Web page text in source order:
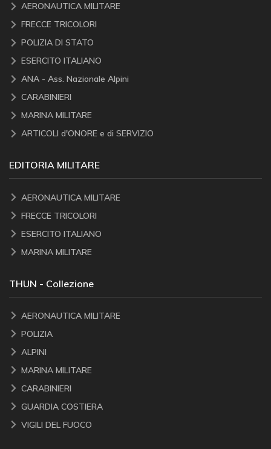
AERONAUTICA MILITARE
FRECCE TRICOLORI
POLIZIA DI STATO
ESERCITO ITALIANO
ANA - Ass. Nazionale Alpini
CARABINIERI
MARINA MILITARE
ARTICOLI d'ONORE e di SERVIZIO
EDITORIA MILITARE
AERONAUTICA MILITARE
FRECCE TRICOLORI
ESERCITO ITALIANO
MARINA MILITARE
THUN - Collezione
AERONAUTICA MILITARE
POLIZIA
ALPINI
MARINA MILITARE
CARABINIERI
GUARDIA COSTIERA
VIGILI DEL FUOCO